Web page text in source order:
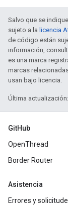
Salvo que se
sujeto a la licencia
de código están
información,
es una marca
marcas
usan bajo licencia.
Última
GitHub
OpenThread
Border Router
Asistencia
Errores y